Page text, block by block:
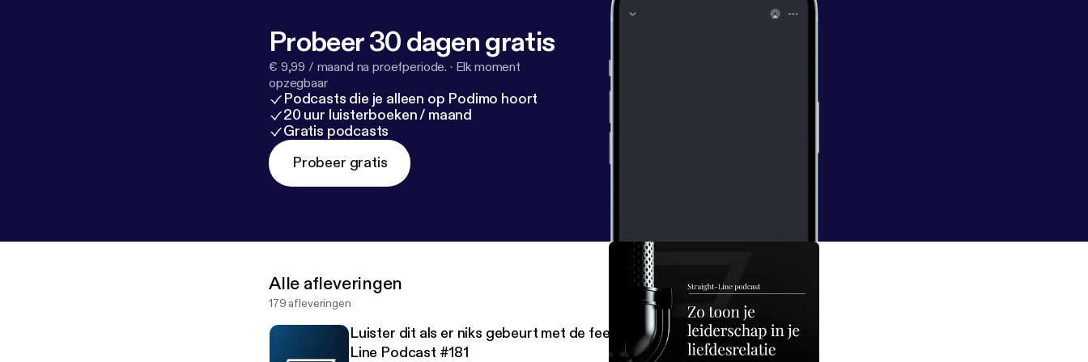
Probeer 30 dagen gratis
€ 9,99 / maand na proefperiode. · Elk moment
opzegbaar
Podcasts die je alleen op Podimo hoort
20 uur luisterboeken / maand
Gratis podcasts
Probeer gratis
Alle afleveringen
179 afleveringen
Luister dit als er niks gebeurt met de feedback in je bedrijf | Straight-
Line Podcast #181